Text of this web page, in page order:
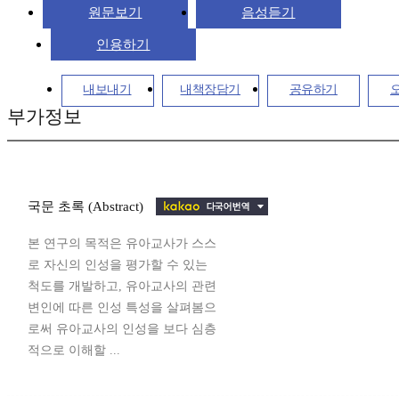
원문보기 음성듣기
인용하기
내보내기 내책장담기 공유하기
부가정보
국문 초록 (Abstract)
본 연구의 목적은 유아교사가 스스
로 자신의 인성을 평가할 수 있는
척도를 개발하고, 유아교사의 관련
변인에 따른 인성 특성을 살펴봄으
로써 유아교사의 인성을 보다 심층
적으로 이해할 ...